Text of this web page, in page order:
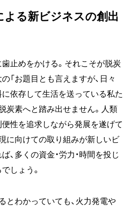
よる新ビジネスの創出
止めをかける。それこそが脱炭
「お題目とも言えますが、日々
依存して生活を送っている私た
炭素へと踏み出せません。人類
性を追求しながら発展を遂げて
に向けての取り組みが新しいビ
、多くの資金・労力・時間を投じ
しょう。
とわかっていても、火力発電や